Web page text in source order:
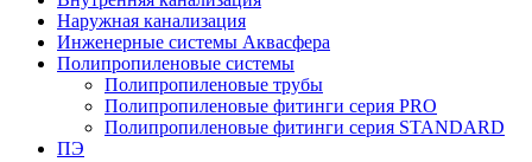
Наружная канализация
Инженерные системы Аквасфера
Полипропиленовые системы
Полипропиленовые трубы
Полипропиленовые фитинги серия PRO
Полипропиленовые фитинги серия STANDARD
ПЭ